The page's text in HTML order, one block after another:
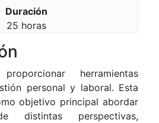
Duración
25 horas
herramientas
personal y laboral. Esta
objetivo principal abordar
distintas perspectivas,